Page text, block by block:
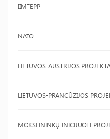
IIMTEPP
NATO
LIETUVOS-AUSTRIJOS
LIETUVOS-PRANCŪZIJOS
MOKSLININKŲ INICIJUOTI